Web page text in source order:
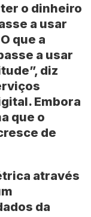
o dinheiro
a usar
que a
a usar
diz
Embora
que o
de
através
da